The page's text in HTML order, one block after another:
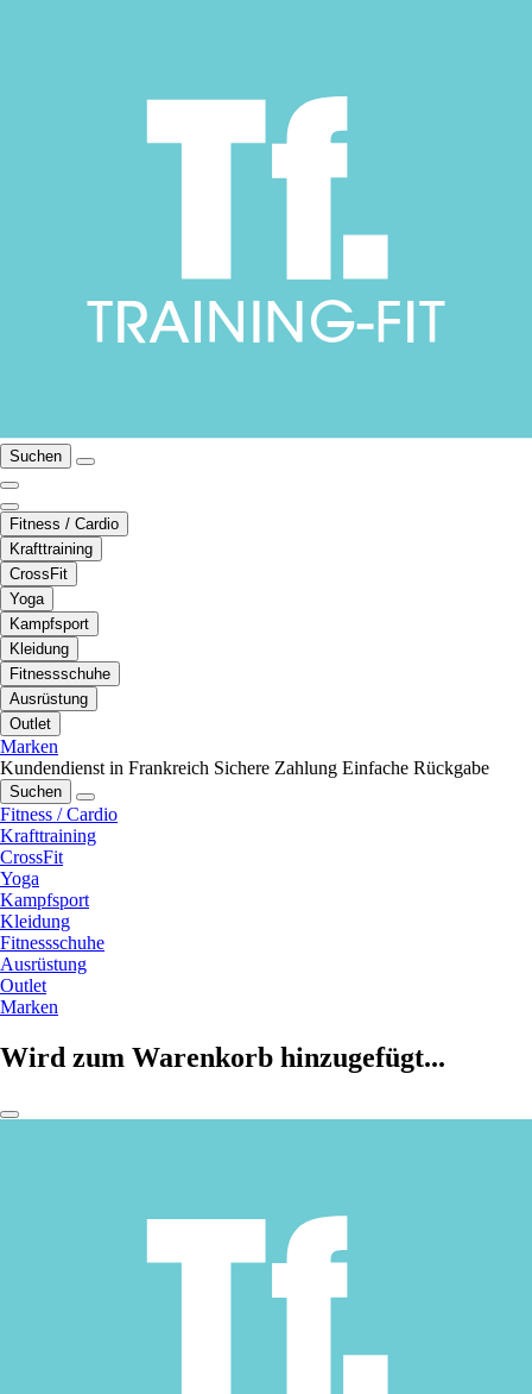
Suchen
Fitness / Cardio
Krafttraining
CrossFit
Yoga
Kampfsport
Kleidung
Fitnessschuhe
Ausrüstung
Outlet
Marken
Kundendienst in Frankreich Sichere Zahlung Einfache Rückgabe
Suchen
Fitness / Cardio
Krafttraining
CrossFit
Yoga
Kampfsport
Kleidung
Fitnessschuhe
Ausrüstung
Outlet
Marken
Wird zum Warenkorb hinzugefügt...